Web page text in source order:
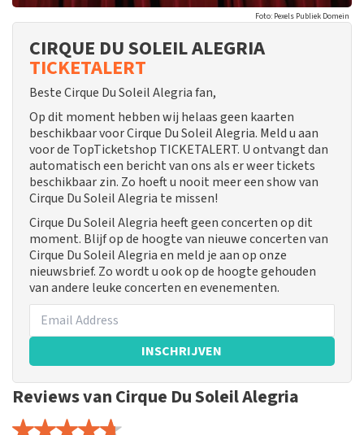
Foto: Pexels Publiek Domein
CIRQUE DU SOLEIL ALEGRIA
TICKETALERT
Beste Cirque Du Soleil Alegria fan,
Op dit moment hebben wij helaas geen kaarten
beschikbaar voor Cirque Du Soleil Alegria. Meld u aan
voor de TopTicketshop TICKETALERT. U ontvangt dan
automatisch een bericht van ons als er weer tickets
beschikbaar zin. Zo hoeft u nooit meer een show van
Cirque Du Soleil Alegria te missen!
Cirque Du Soleil Alegria heeft geen concerten op dit
moment. Blijf op de hoogte van nieuwe concerten van
Cirque Du Soleil Alegria en meld je aan op onze
nieuwsbrief. Zo wordt u ook op de hoogte gehouden
van andere leuke concerten en evenementen.
INSCHRIJVEN
Reviews van Cirque Du Soleil Alegria